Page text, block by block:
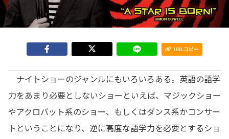
URLコピー
ナイトショーのジャンルにもいろいろある。英語の語学
力をあまり必要としないショーといえば、マジックショー
やアクロバット系のショー、もしくはダンス系かコンサー
トということになり、逆に高度な語学力を必要とするショ